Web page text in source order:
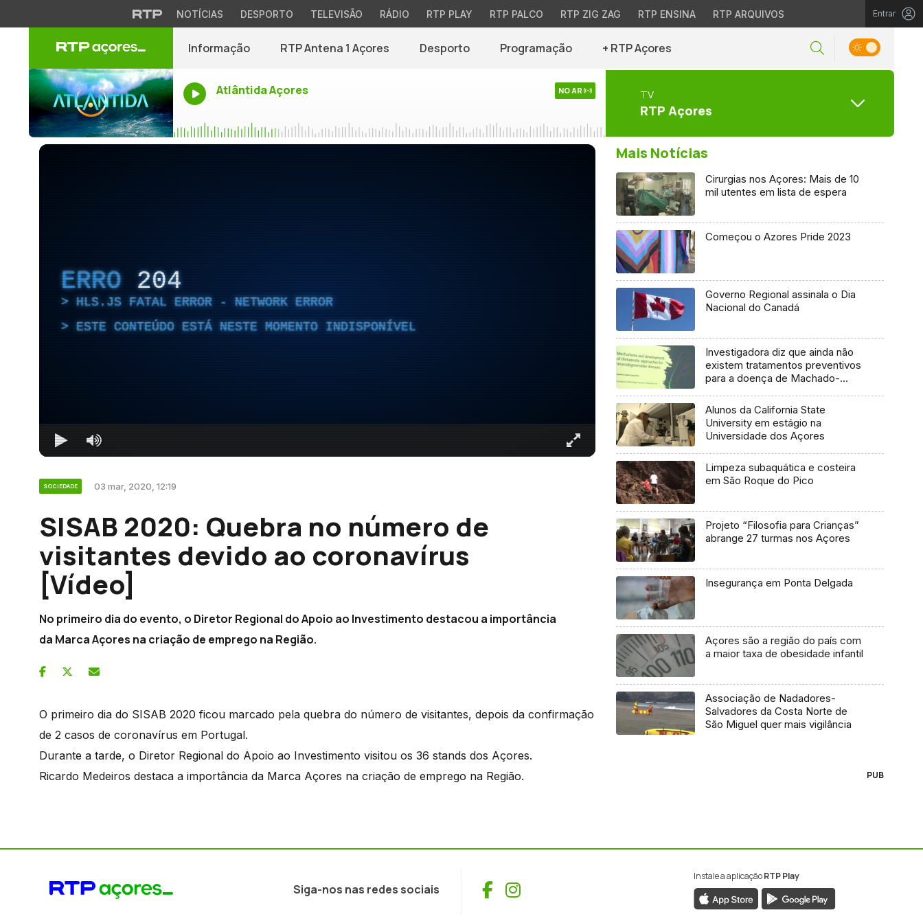
NOTÍCIAS DESPORTO TELEVISÃO RÁDIO RTP PLAY RTP PALCO RTP ZIG ZAG RTP ENSINA RTP ARQUIVOS Entrar
Informação RTP Antena 1 Açores Desporto Programação + RTP Açores
Atlântida Açores NO AR TV
RTP Açores
ERRO 204
HLS.JS FATAL ERROR - NETWORK ERROR
ESTE CONTEÚDO ESTÁ NESTE MOMENTO INDISPONÍVEL
SOCIEDADE 03 mar, 2020, 12:19
SISAB 2020: Quebra no número de
visitantes devido ao coronavírus
[Vídeo]
No primeiro dia do evento, o Diretor Regional do Apoio ao Investimento destacou a importância
da Marca Açores na criação de emprego na Região.
O primeiro dia do SISAB 2020 ficou marcado pela quebra do número de visitantes, depois da confirmação
de 2 casos de coronavírus em Portugal.
Durante a tarde, o Diretor Regional do Apoio ao Investimento visitou os 36 stands dos Açores.
Ricardo Medeiros destaca a importância da Marca Açores na criação de emprego na Região.
Mais Notícias
Cirurgias nos Açores: Mais de 10
mil utentes em lista de espera
Começou o Azores Pride 2023
Governo Regional assinala o Dia
Nacional do Canadá
Investigadora diz que ainda não
existem tratamentos preventivos
para a doença de Machado-
Alunos da California State
University em estágio na
Universidade dos Açores
Limpeza subaquática e costeira
em São Roque do Pico
Projeto “Filosofia para Crianças”
abrange 27 turmas nos Açores
Insegurança em Ponta Delgada
Açores são a região do país com
a maior taxa de obesidade infantil
Associação de Nadadores-
Salvadores da Costa Norte de
São Miguel quer mais vigilância
PUB
Siga-nos nas redes sociais Facebook
Instagram
Instale a aplicaçãoRTP Play